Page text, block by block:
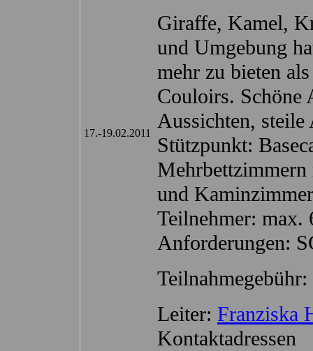
17.-19.02.2011
Giraffe, Kamel,
und Umgebung
mehr zu bieten
Couloirs. Schöne
Aussichten, steile
Stützpunkt:
und Kaminzimmer
Teilnehmer: max.
Anforderungen:
Leiter: Franziska
Kontaktadressen